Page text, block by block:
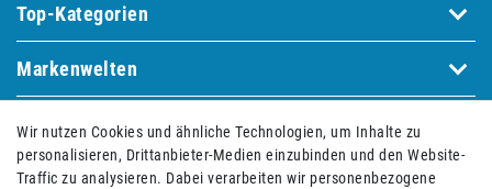
Top-Kategorien
Markenwelten
Bequem und sicher bezahlen mit
Wir nutzen Cookies und ähnliche Technologien, um Inhalte zu
personalisieren, Drittanbieter-Medien einzubinden und den Website-
Traffic zu analysieren. Dabei verarbeiten wir personenbezogene